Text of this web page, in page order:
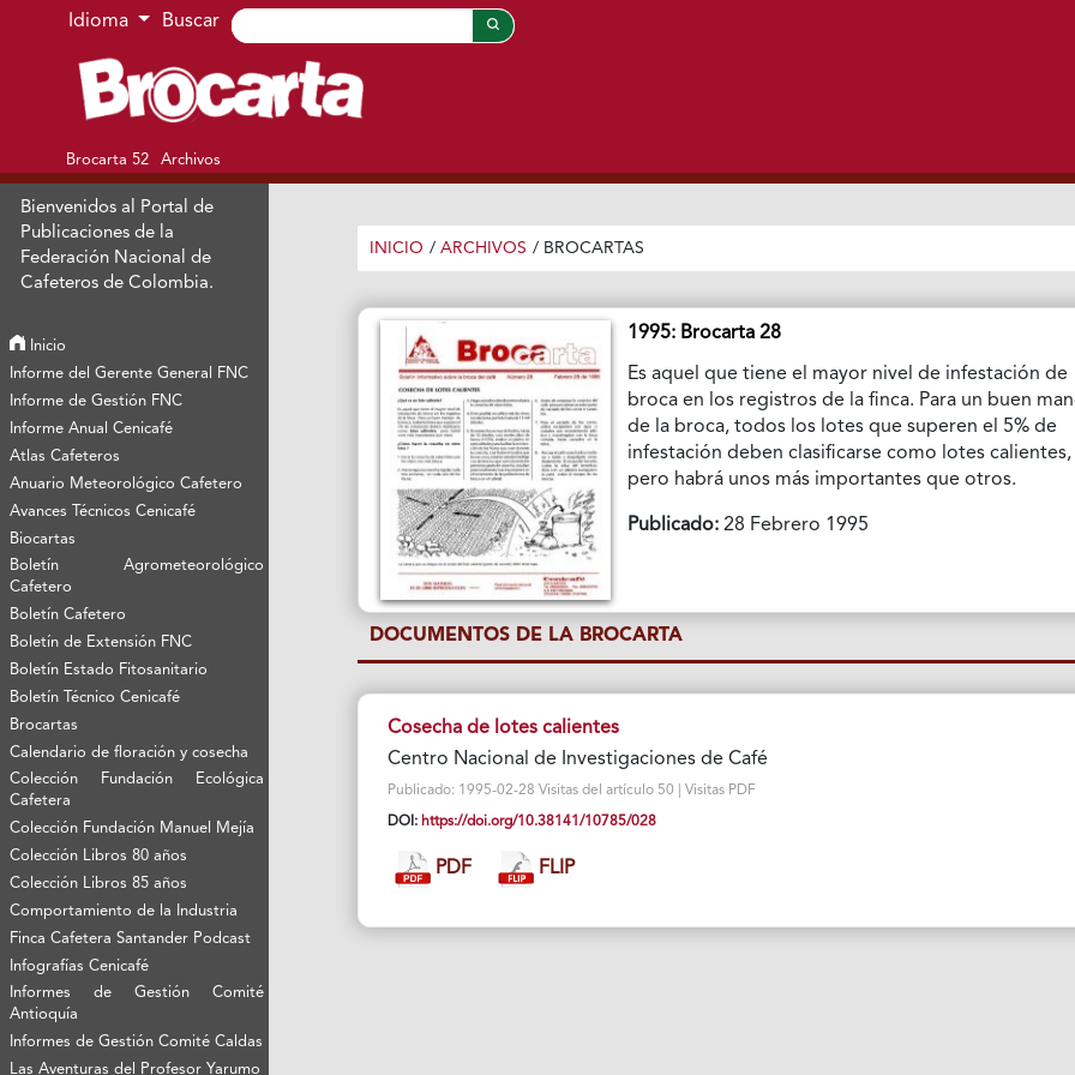
Ir al menú de navegación principal
Ir al contenido principal
Ir al pie de página del sitio
Idioma Buscar
Brocarta 52 Archivos
Bienvenidos al Portal de
Publicaciones de la
Federación Nacional de
Cafeteros de Colombia.
Inicio
Informe del Gerente General FNC
Informe de Gestión FNC
Informe Anual Cenicafé
Atlas Cafeteros
Anuario Meteorológico Cafetero
Avances Técnicos Cenicafé
Biocartas
Boletín Agrometeorológico
Cafetero
Boletín Cafetero
Boletín de Extensión FNC
Boletín Estado Fitosanitario
Boletín Técnico Cenicafé
Brocartas
Calendario de floración y cosecha
Colección Fundación Ecológica
Cafetera
Colección Fundación Manuel Mejía
Colección Libros 80 años
Colección Libros 85 años
Comportamiento de la Industria
Finca Cafetera Santander Podcast
Infografías Cenicafé
Informes de Gestión Comité
Antioquía
Informes de Gestión Comité Caldas
Las Aventuras del Profesor Yarumo
INICIO / ARCHIVOS / BROCARTAS
1995: Brocarta 28
Es aquel que tiene el mayor nivel de infestación de
broca en los registros de la finca. Para un buen
de la broca, todos los lotes que superen el 5% de
infestación deben clasificarse como lotes calientes,
pero habrá unos más importantes que otros.
Publicado: 28 Febrero 1995
DOCUMENTOS DE LA BROCARTA
Cosecha de lotes calientes
Centro Nacional de Investigaciones de Café
Publicado: 1995-02-28 Visitas del artículo 50 | Visitas PDF
DOI: https://doi.org/10.38141/10785/028
PDF FLIP